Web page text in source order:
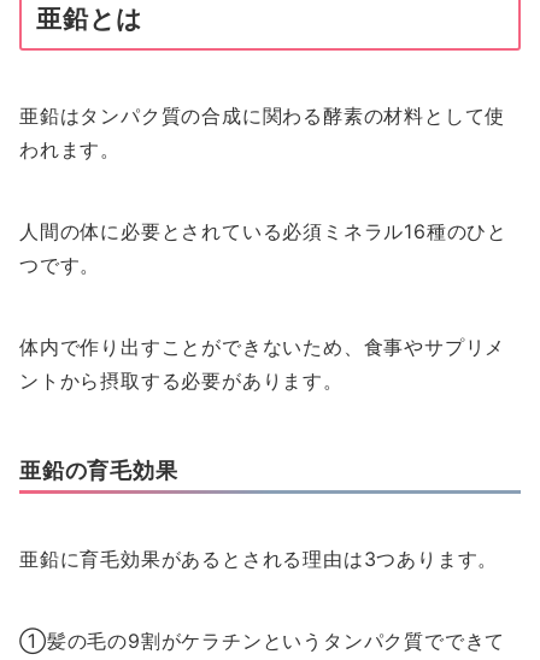
亜鉛とは
亜鉛はタンパク質の合成に関わる酵素の材料として使
われます。
人間の体に必要とされている必須ミネラル16種のひと
つです。
体内で作り出すことができないため、食事やサプリメ
ントから摂取する必要があります。
亜鉛の育毛効果
亜鉛に育毛効果があるとされる理由は3つあります。
①髪の毛の9割がケラチンというタンパク質でできて